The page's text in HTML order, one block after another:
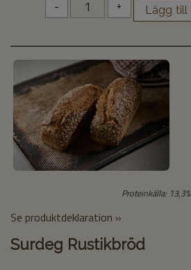
- +
Proteinkälla: 13,3%
Se produktdeklaration »
Surdeg Rustikbröd